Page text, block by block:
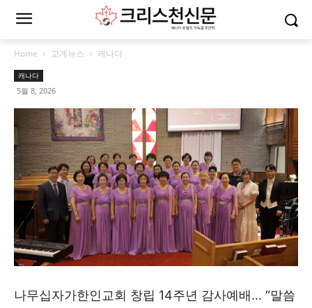
Home 교계뉴스 캐나다
캐나다
5월 8, 2026
나무십자가한인교회 창립 14주년 감사예배… “말씀